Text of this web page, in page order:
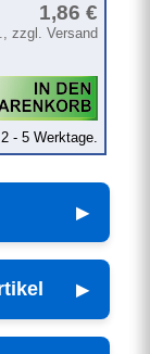
1,86 €
zzgl. Versand
- 5 Werktage.